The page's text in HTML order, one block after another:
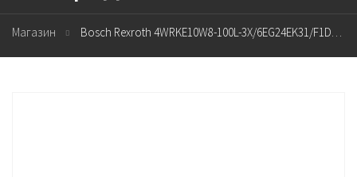
Магазин Bosch Rexroth 4WRKE10W8-100L-3X/6EG24EK31/F1D3M Распределитель